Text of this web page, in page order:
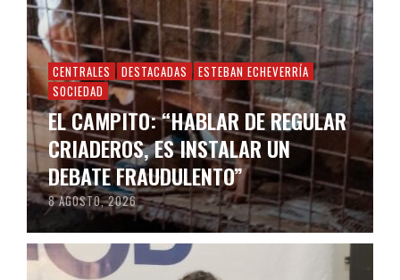
CENTRALES DESTACADAS
ESTEBAN ECHEVERRÍA
SOCIEDAD
EL CAMPITO: “HABLAR DE REGULAR
CRIADEROS, ES INSTALAR UN
DEBATE FRAUDULENTO”
8 AGOSTO, 2026